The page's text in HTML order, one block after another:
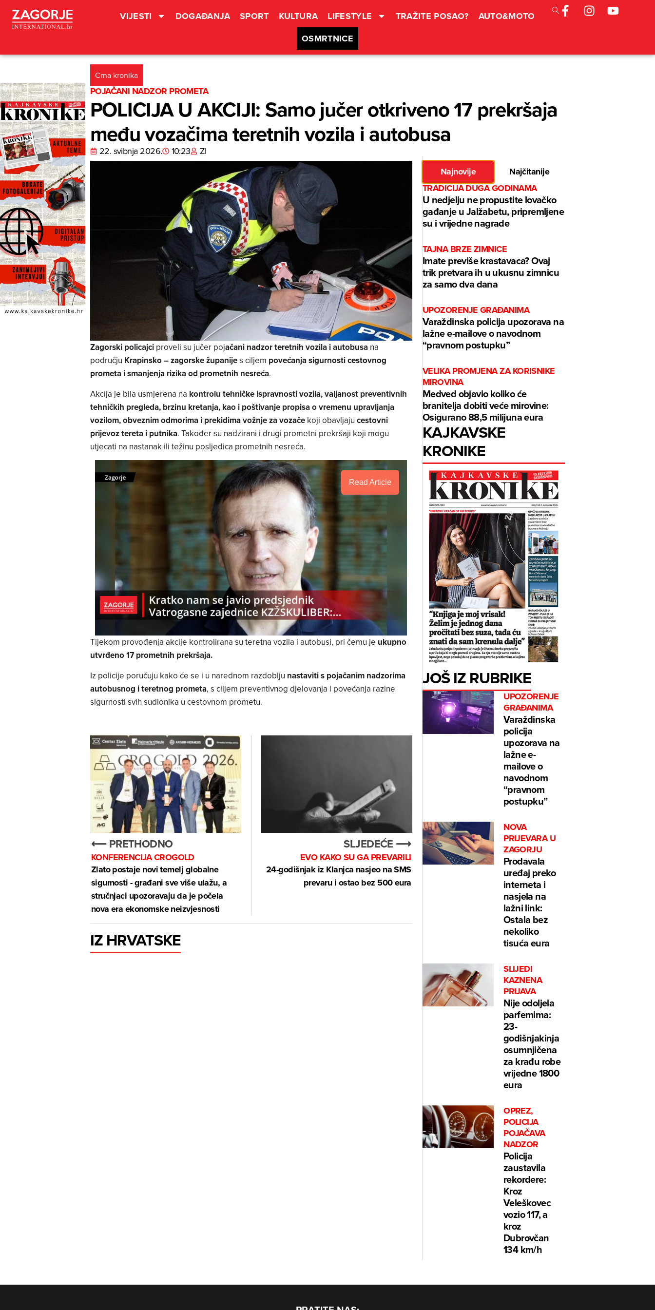
VIJESTI DOGAĐANJA SPORT KULTURA LIFESTYLE TRAŽITE POSAO?
AUTO&MOTO
OSMRTNICE
Crna kronika
POJAČANI NADZOR PROMETA
POLICIJA U AKCIJI: Samo jučer otkriveno 17 prekršaja
među vozačima teretnih vozila i autobusa
22. svibnja 2026. 10:23 ZI
Zagorski policajciproveli su jučer pojačani nadzor teretnih vozila i autobusa na
području Krapinsko – zagorske županijes ciljem povećanja sigurnosti cestovnog
prometa i smanjenja rizika od prometnih nesreća.
Akcija je bila usmjerena na kontrolu tehničke ispravnosti vozila, valjanost preventivnih
tehničkih pregleda, brzinu kretanja, kao i poštivanje propisa o vremenu upravljanja
vozilom, obveznim odmorima i prekidima vožnje za vozačekoji obavljaju cestovni
prijevoz tereta i putnika. Također su nadzirani i drugi prometni prekršaji koji mogu
utjecati na nastanak ili težinu posljedica prometnih nesreća.
Read Article
Tijekom provođenja akcije kontrolirana su teretna vozila i autobusi, pri čemu je ukupno
utvrđeno 17 prometnih prekršaja.
Iz policije poručuju kako će se i u narednom razdoblju nastaviti s pojačanim nadzorima
autobusnog i teretnog prometa, s ciljem preventivnog djelovanja i povećanja razine
sigurnosti svih sudionika u cestovnom prometu.
⟵ PRETHODNO
KONFERENCIJA CROGOLD
Zlato postaje novi temelj globalne
sigurnosti - građani sve više ulažu, a
stručnjaci upozoravaju da je počela
nova era ekonomske neizvjesnosti
SLJEDEĆE ⟶
EVO KAKO SU GA PREVARILI
24-godišnjak iz Klanjca nasjeo na SMS
prevaru i ostao bez 500 eura
IZ HRVATSKE
Najnovije
Najčitanije
TRADICIJA DUGA GODINAMA
U nedjelju ne propustite lovačko
gađanje u Jalžabetu, pripremljene
su i vrijedne nagrade
TAJNA BRZE ZIMNICE
Imate previše krastavaca? Ovaj
trik pretvara ih u ukusnu zimnicu
za samo dva dana
UPOZORENJE GRAĐANIMA
Varaždinska policija upozorava na
lažne e-mailove o navodnom
“pravnom postupku”
VELIKA PROMJENA ZA KORISNIKE
MIROVINA
Medved objavio koliko će
branitelja dobiti veće mirovine:
Osigurano 88,5 milijuna eura
KAJKAVSKE
KRONIKE
JOŠ IZ RUBRIKE
UPOZORENJE
GRAĐANIMA
Varaždinska
policija
upozorava na
lažne e-
mailove o
navodnom
“pravnom
postupku”
NOVA
PRIJEVARA U
ZAGORJU
Prodavala
uređaj preko
interneta i
nasjela na
lažni link:
Ostala bez
nekoliko
tisuća eura
SLIJEDI
KAZNENA
PRIJAVA
Nije odoljela
parfemima:
23-
godišnjakinja
osumnjičena
za krađu robe
vrijedne 1800
eura
OPREZ,
POLICIJA
POJAČAVA
NADZOR
Policija
zaustavila
rekordere:
Kroz
Veleškovec
vozio 117, a
kroz
Dubrovčan
134 km/h